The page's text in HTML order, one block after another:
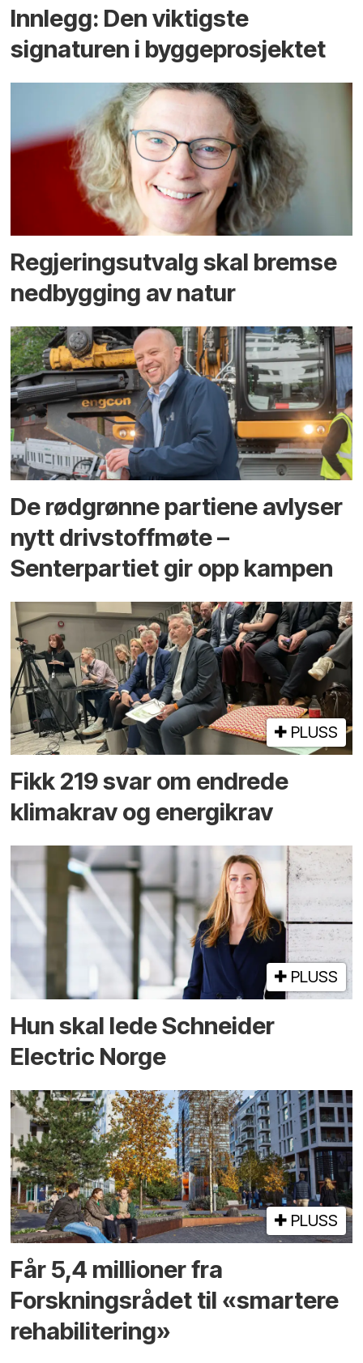
Innlegg: Den viktigste
signaturen i bygge­­prosjektet
Regjerings­utvalg skal bremse
ned­bygging av natur
De rødgrønne partiene avlyser
nytt drivstoffmøte –
Senterpartiet gir opp kampen
PLUSS
Fikk 219 svar om endrede
klimakrav og energikrav
PLUSS
Hun skal lede Schneider
Electric Norge
PLUSS
Får 5,4 millioner fra
Forskningsrådet til «smartere
rehabilitering»